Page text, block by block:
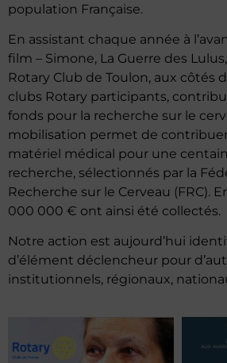
population Française.
En assistant chaque année à
film – Simone, La Guerre des
Rotary Club de Toulon, aux côtés
clubs Rotary participants,
fonds pour la recherche sur le
mobilisation permet de contribuer
matériel médical pour une
recherche, sélectionnés par la
Recherche sur le Cerveau (FRC).
000 000 € ont ainsi été collectés.
Notre action est aujourd’hui
d’élément déclencheur pour
institutionnels, régionaux,